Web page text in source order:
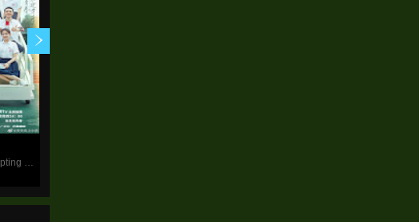
Don't Think Of Interrupting My Studies